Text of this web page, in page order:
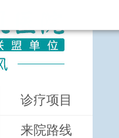
诊疗项目
来院路线